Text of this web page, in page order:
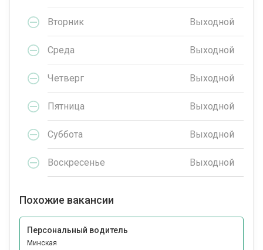
Вторник Выходной
Среда Выходной
Четверг Выходной
Пятница Выходной
Суббота Выходной
Воскресенье Выходной
Похожие вакансии
Персональный водитель
Минская